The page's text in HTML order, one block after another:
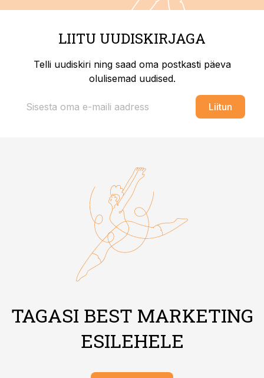
LIITU UUDISKIRJAGA
Telli uudiskiri ning saad oma postkasti päeva
olulisemad uudised.
Liitun
TAGASI BEST MARKETING
ESILEHELE